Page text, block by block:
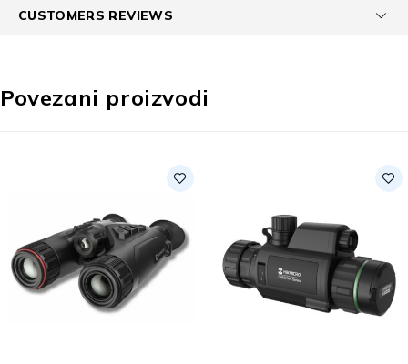
CUSTOMERS REVIEWS
Povezani proizvodi